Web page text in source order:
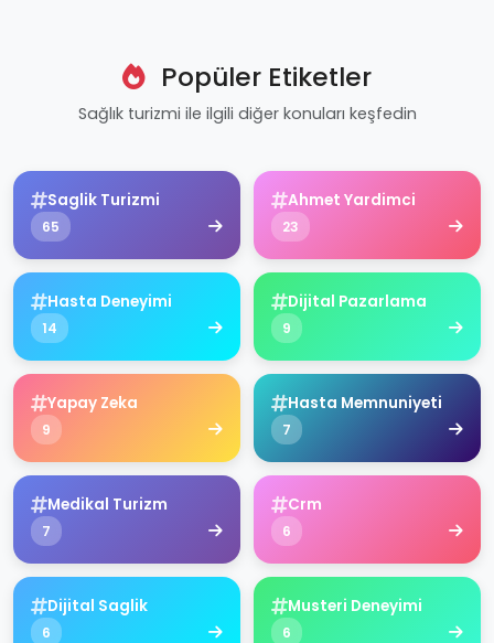
Popüler Etiketler
Sağlık turizmi ile ilgili diğer konuları keşfedin
Saglik Turizmi
65
Ahmet Yardimci
23
Hasta Deneyimi
14
Dijital Pazarlama
9
Yapay Zeka
9
Hasta Memnuniyeti
7
Medikal Turizm
7
Crm
6
Dijital Saglik
6
Musteri Deneyimi
6